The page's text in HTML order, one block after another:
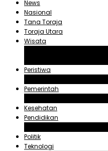
News
Nasional
Tana Toraja
Toraja Utara
Wisata
Peristiwa
Pemerintah
Kesehatan
Pendidikan
Politik
Teknologi